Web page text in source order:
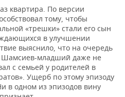
квартира. По версии
тому, чтобы
«трешки» стали его сын
в улучшении
выяснило, что на очередь
Шамсиев-младший даже не
с семьей у родителей в
Ущерб по этому эпизоду
в одном из эпизодов вину